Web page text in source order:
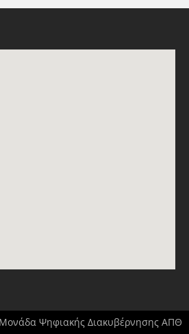
Μονάδα Ψηφιακής Διακυβέρνησης ΑΠΘ